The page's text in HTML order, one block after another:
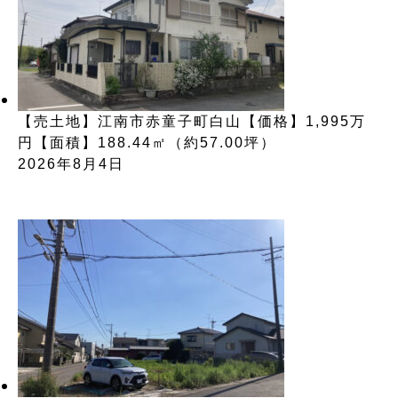
【売土地】江南市赤童子町白山【価格】1,995万
円【面積】188.44㎡（約57.00坪）
2026年8月4日